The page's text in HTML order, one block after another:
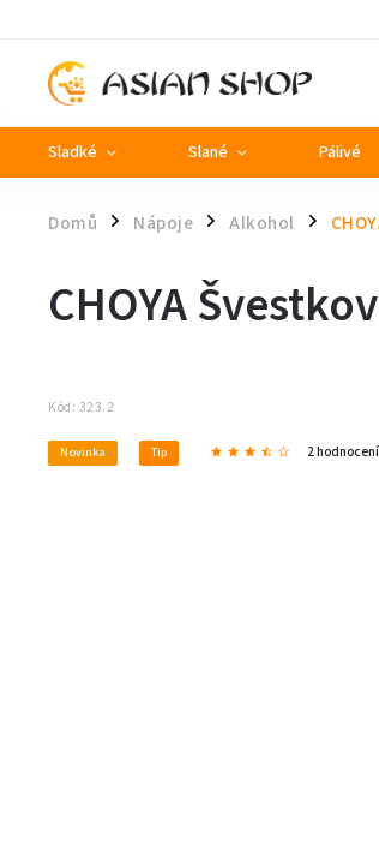
Sladké Slané Pálivé
Domů / Nápoje / Alkohol /
CHOYA
Kód: 323.2
Novinka Tip 2 hodnocení